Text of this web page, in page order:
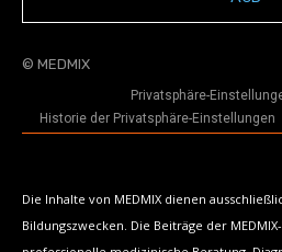
© MEDMIX
Privatsphäre-
Historie der Privatsphäre-Einstellungen
Die Inhalte von MEDMIX dienen
Bildungszwecken. Die Beiträge der